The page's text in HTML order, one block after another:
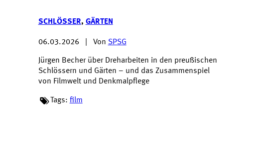
SCHLÖSSER, GÄRTEN
06.03.2026 Von SPSG
Jürgen Becher über Dreharbeiten in den preußischen
Schlössern und Gärten – und das Zusammenspiel
von Filmwelt und Denkmalpflege
Tags: film